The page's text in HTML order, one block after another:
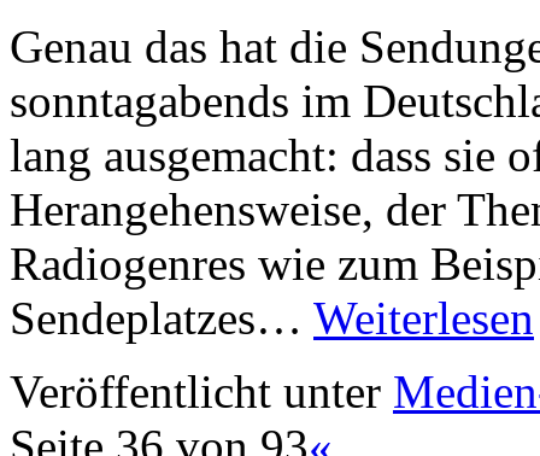
Genau das hat die
sonntagabends im
lang ausgemacht: dass sie
Herangehensweise, der
Radiogenres wie zum
Sendeplatzes… Weiterlesen
Veröffentlicht unter
Seite 36 von 93«